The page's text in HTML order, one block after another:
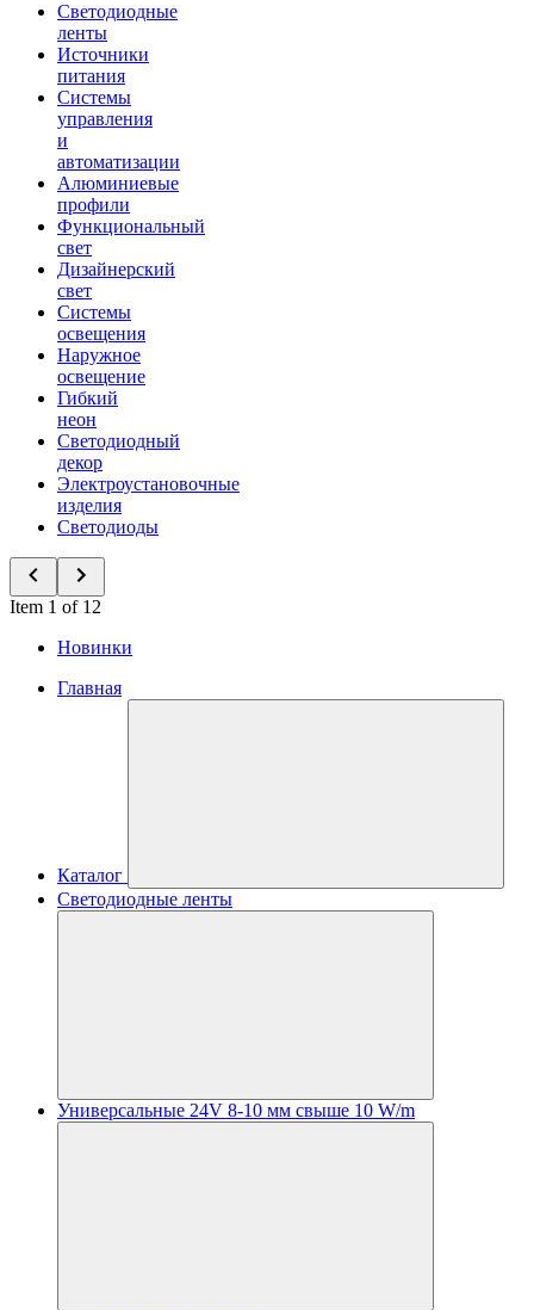
Светодиодные
ленты
Источники
питания
Системы
управления
и
автоматизации
Алюминиевые
профили
Функциональный
свет
Дизайнерский
свет
Системы
освещения
Наружное
освещение
Гибкий
неон
Светодиодный
декор
Электроустановочные
изделия
Светодиоды
Item 1 of 12
Новинки
Главная
Каталог
Светодиодные ленты
Универсальные 24V 8-10 мм свыше 10 W/m